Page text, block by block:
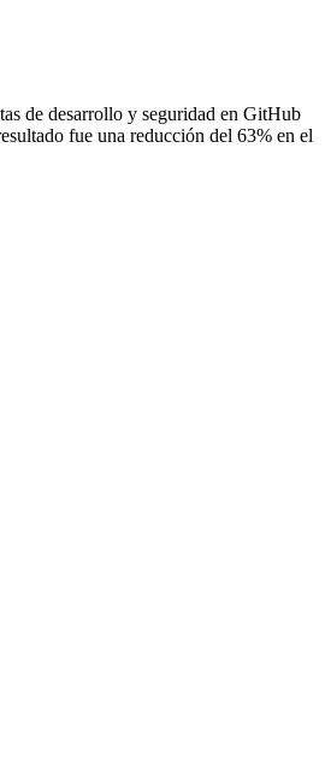
de desarrollo y seguridad en GitHub
fue una reducción del 63% en el